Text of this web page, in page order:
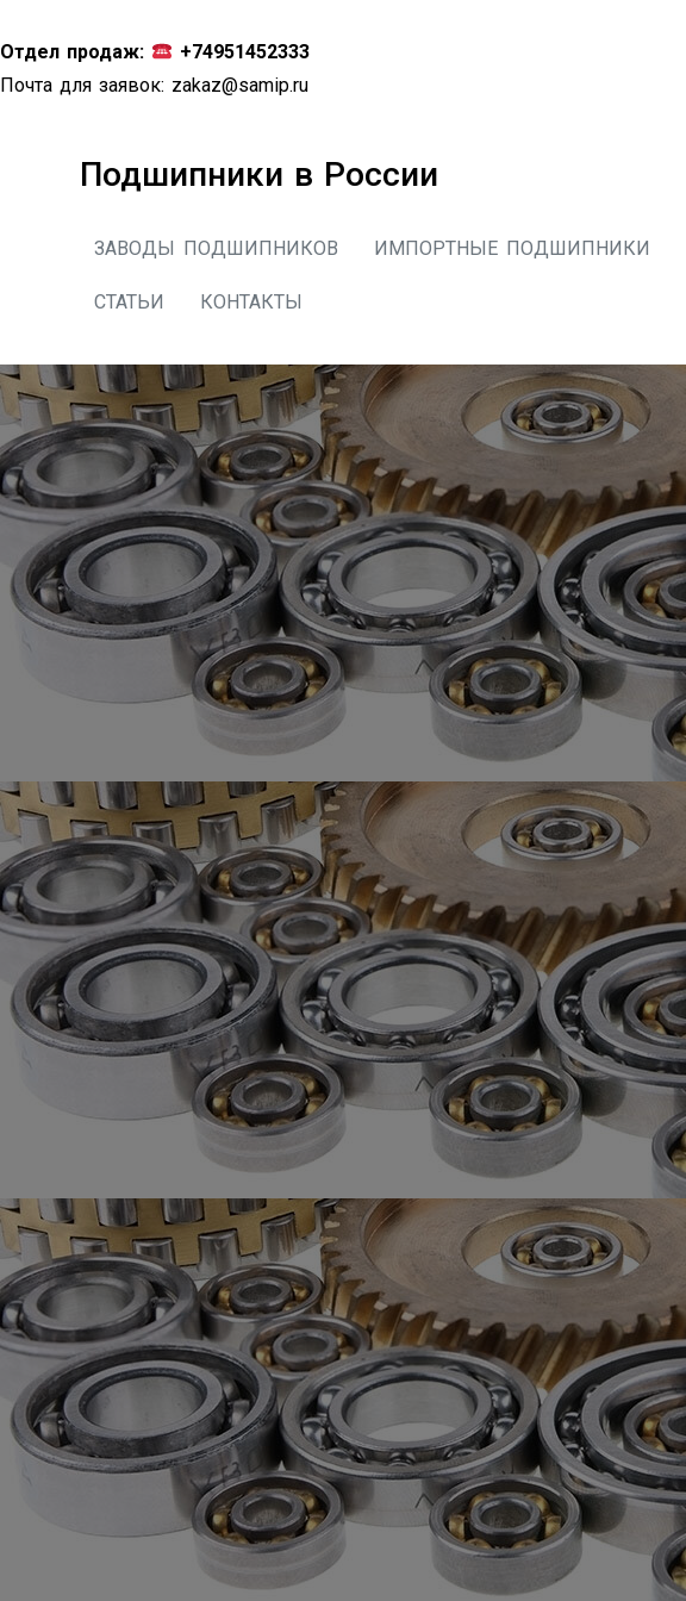
к
содержимому
Отдел продаж:
+74951452333
Почта для заявок: zakaz@samip.ru
Подшипники в России
ЗАВОДЫ ПОДШИПНИКОВ ИМПОРТНЫЕ ПОДШИПНИКИ
СТАТЬИ КОНТАКТЫ